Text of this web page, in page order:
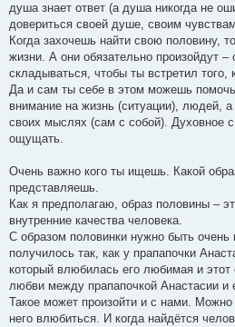
душа знает ответ (а душа никогда не
довериться своей душе, своим
Когда захочешь найти свою половину,
жизни. А они обязательно произойдут –
складываться, чтобы ты встретил того,
Да и сам ты себе в этом можешь
внимание на жизнь (ситуации), людей,
своих мыслях (сам с собой). Духовное
ощущать.
Очень важно кого ты ищешь. Какой
представляешь.
Как я предполагаю, образ половины –
внутренние качества человека.
С образом половинки нужно быть
получилось так, как у прапапочки
который влюбилась его любимая и этот
любви между прапапочкой Анастасии и
Такое может произойти и с нами. Можно
него влюбиться. И когда найдётся